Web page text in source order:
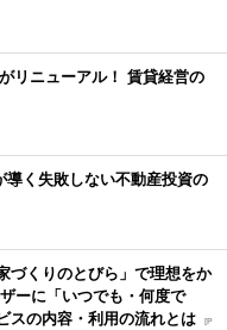
リニューアル！ 賃貸経営の
導く失敗しない不動産投資の
づくりのとびら」で理想をか
ーに「いつでも・何度で
スの内容・利用の流れとは [P